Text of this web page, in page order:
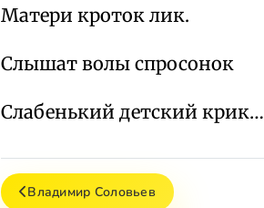
Матери кроток лик.
Слышат волы спросонок
Слабенький детский крик…
Владимир Соловьев